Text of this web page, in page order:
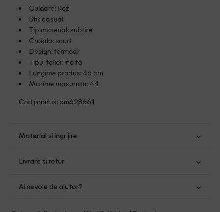
Culoare: Roz
Stil: casual
Tip material: subtire
Croiala: scurt
Design: fermoar
Tipul taliei: inalta
Lungime produs: 46 cm
Marime masurata: 44
Cod produs: om628661
Material si ingrijire
Nu folositi inalbitor
Nu uscati in uscator
Livrare si retur
mare de 149.00 lei.
Ai nevoie de ajutor?